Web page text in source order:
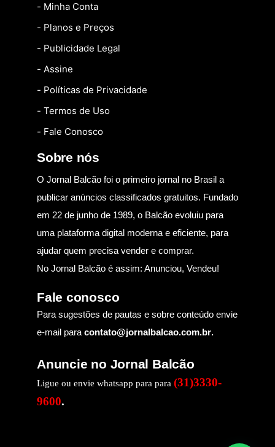
- Minha Conta
- Planos e Preços
- Publicidade Legal
- Assine
- Políticas de Privacidade
- Termos de Uso
- Fale Conosco
Sobre nós
O Jornal Balcão foi o primeiro jornal no Brasil a
publicar anúncios classificados gratuitos. Fundado
em 22 de junho de 1989, o Balcão evoluiu para
uma plataforma digital moderna e eficiente, para
ajudar quem precisa vender e comprar.
No Jornal Balcão é assim: Anunciou, Vendeu!
Fale conosco
Para sugestões de pautas e sobre conteúdo envie
e-mail para contato@jornalbalcao.com.br.
Anuncie no Jornal Balcão
Ligue ou envie whatsapp para para (31)3330-
9600.